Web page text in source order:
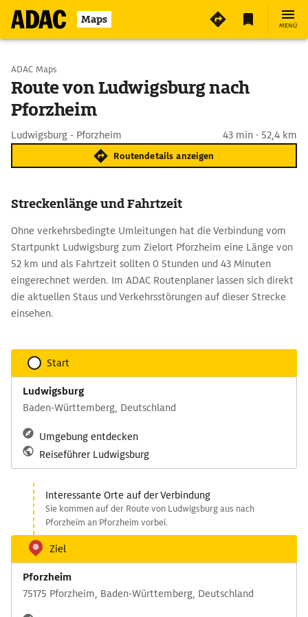
Maps MENÜ
Start wählen
Ziel eingeben
ADAC Maps
Route von Ludwigsburg nach
Pforzheim
Ludwigsburg - Pforzheim 43 min · 52,4 km
Routendetails anzeigen
Streckenlänge und Fahrtzeit
Ohne verkehrsbedingte Umleitungen hat die Verbindung vom
Startpunkt Ludwigsburg zum Zielort Pforzheim eine Länge von
52 km und als Fahrtzeit sollten 0 Stunden und 43 Minuten
eingerechnet werden. Im ADAC Routenplaner lassen sich direkt
die aktuellen Staus und Verkehrsstörungen auf dieser Strecke
einsehen.
Start
Ludwigsburg
Baden-Württemberg, Deutschland
Umgebung entdecken
Reiseführer Ludwigsburg
Interessante Orte auf der Verbindung
Sie kommen auf der Route von Ludwigsburg aus nach
Pforzheim an Pforzheim vorbei.
Ziel
Pforzheim
75175 Pforzheim, Baden-Württemberg, Deutschland